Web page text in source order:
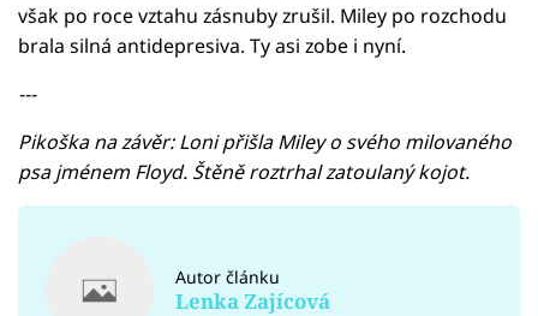
však po roce vztahu zásnuby zrušil. Miley po rozchodu
brala silná antidepresiva. Ty asi zobe i nyní.
---
Pikoška na závěr: Loni přišla Miley o svého milovaného
psa jménem Floyd. Štěně roztrhal zatoulaný kojot.
Autor článku
Lenka Zajícová